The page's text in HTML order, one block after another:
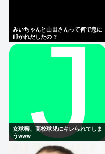
みいちゃんと山田さんって何で急に
叩かれだしたの？
女球審、高校球児にキレられてしま
うwww